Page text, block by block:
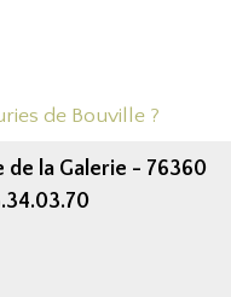
de Bouville ?
de la Galerie - 76360